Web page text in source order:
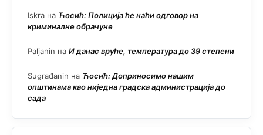
Iskra на Ћосић: Полиција ће наћи одговор на
криминалне обрачуне
Paljanin на И данас вруће, температура до 39 степени
Sugrađanin на Ћосић: Доприносимо нашим
општинама као ниједна градска администрација до
сада